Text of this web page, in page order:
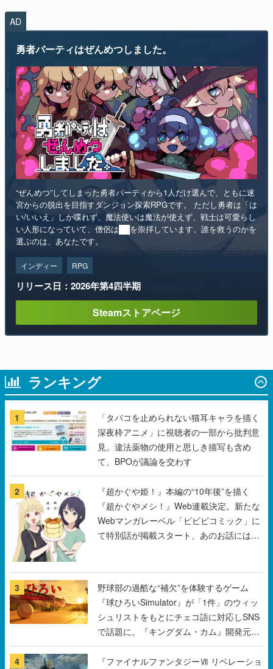
AD
勇者パーティはぜんめつしました。
“ぜんめつ”してしまった勇者パーティから1人だけ選んで、ともに迷
宮からの脱出を目指すダンジョン探索RPGです。 ただし勇者は「は
い/いいえ」しか喋れず、魔法使いは魔法が使えず、戦士は可愛らし
い人形になっていて、僧侶は██を崇拝しています。誰を救うのかを
選ぶのは、あなたです。
インディー RPG
リリース日：2026年第4四半期
Steamストアページ
ランキング
1
「タバコを止められない猫耳キャラを描く
深夜枠アニメ」に視聴者の一部から批判意
見。違法薬物の使用と思しき描写も含め
て、BPOが議論を交わす
2
『超かぐや姫！』本編の“10年後”を描く
『超かぐやメシ！』Web連載決定。新たな
Webマンガレーベル「ビビビコミック」に
て特別話が掲載スタート、あのお話には…
3
野球部の過酷な“補欠”を体験するゲーム
『球ひろいSimulator』が「1件」のウィッ
シュリストをもとにチェコ語に対応しSNS
で話題に。『キングダム・カム』開発元や
チェコのプロ野球選手から称賛の声
4
『ファイナルファンタジーⅦ リベレーショ